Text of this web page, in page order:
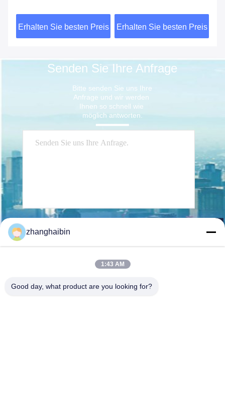
Erhalten Sie besten Preis
klassifizieren 150 300
1000
Erhalten Sie besten Preis
Senden Sie Ihre Anfrage
Bitte senden Sie uns Ihre
Anfrage und wir werden
Ihnen so schnell wie
möglich antworten.
Senden Sie
zhanghaibin
1:43 AM
Good day, what product are you looking for?